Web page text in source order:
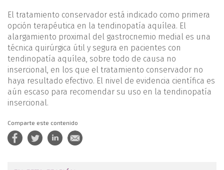
El tratamiento conservador está indicado como primera
opción terapéutica en la tendinopatía aquílea. El
alargamiento proximal del gastrocnemio medial es una
técnica quirúrgica útil y segura en pacientes con
tendinopatía aquílea, sobre todo de causa no
insercional, en los que el tratamiento conservador no
haya resultado efectivo. El nivel de evidencia científica es
aún escaso para recomendar su uso en la tendinopatía
insercional.
Comparte este contenido